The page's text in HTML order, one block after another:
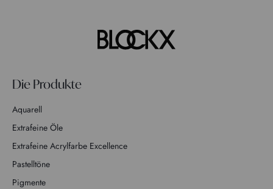
Die Produkte
Aquarell
Extrafeine Öle
Extrafeine Acrylfarbe Excellence
Pastelltöne
Pigmente